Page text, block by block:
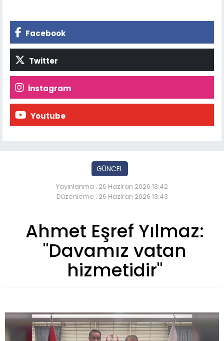
Facebook
Twitter
İnstagram
Youtube
GÜNCEL
Yayınlanma : 26 Haziran 2026 13:42
Düzenleme : 26 Haziran 2026 13:43
Ahmet Eşref Yılmaz:
"Davamız vatan
hizmetidir"